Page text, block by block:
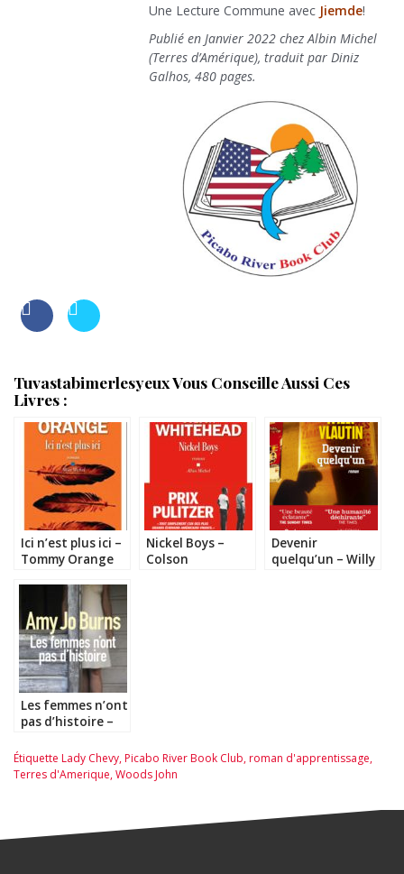
Une Lecture Commune avec Jiemde!
Publié en Janvier 2022 chez Albin Michel
(Terres d’Amérique), traduit par Diniz
Galhos, 480 pages.
Tuvastabimerlesyeux Vous Conseille Aussi Ces
Livres :
Ici n’est plus ici –
Tommy Orange
Nickel Boys –
Colson
Devenir
quelqu’un – Willy
Les femmes n’ont
pas d’histoire –
Étiquette Lady Chevy,Picabo River Book Club,roman d'apprentissage,
Terres d'Amerique,Woods John